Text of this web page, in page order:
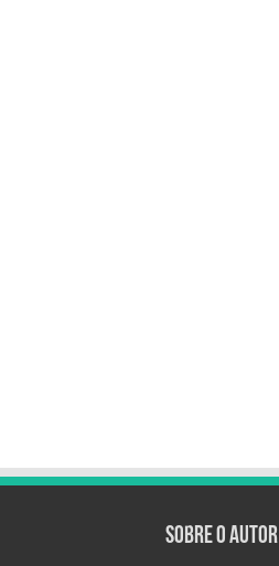
Sobre o autor